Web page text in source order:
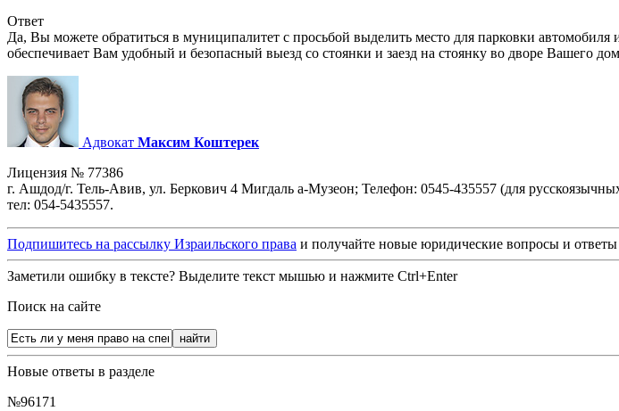
Ответ
Да, Вы можете обратиться в муниципалитет с просьбой выделить место для парковки
обеспечивает Вам удобный и безопасный выезд со стоянки и заезд на стоянку во дворе Вашего
Адвокат Максим Коштерек
Лицензия № 77386
г. Ашдод/г. Тель-Авив, ул. Беркович 4 Мигдаль а-Музеон; Телефон: 0545-435557 (для
тел: 054-5435557.
Подпишитесь на рассылку Израильского права и получайте новые юридические вопросы и
Заметили ошибку в тексте? Выделите текст мышью и нажмите Ctrl+Enter
Поиск на сайте
Новые ответы в разделе
№96171